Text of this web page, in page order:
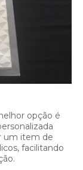
opção é
um item de
facilitando